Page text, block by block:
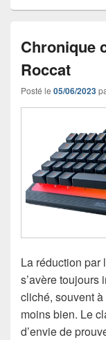
Chronique
Roccat
Posté le 05/06/2023
La réduction par
s’avère toujours
cliché, souvent
moins bien. Le
d’envie de